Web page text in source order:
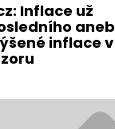
Inflace už
aneb
inflace v